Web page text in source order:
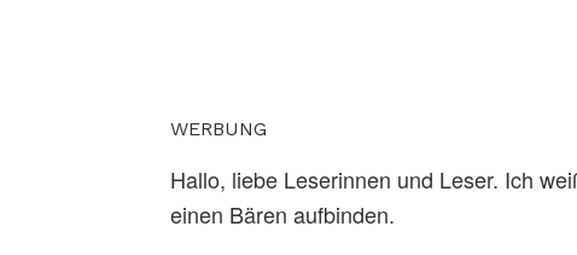
WERBUNG
Hallo, liebe Leserinnen und Leser. Ich
einen Bären aufbinden.